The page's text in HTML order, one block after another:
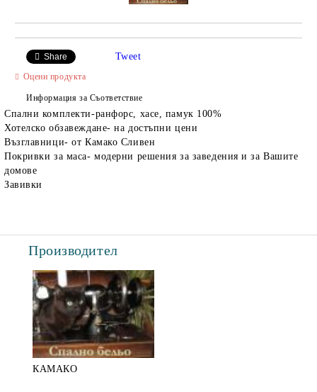
Share Tweet
Оцени продукта
Информация за Съответствие
Спални комплекти-ранфорс, хасе, памук 100%
Хотелско обзавеждане- на достъпни цени
Възглавници- от Камако Сливен
Покривки за маса- модерни решения за заведения и за Вашите
домове
Завивки
Производител
КАМАКО